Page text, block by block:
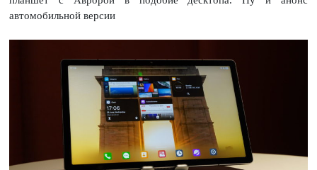
автомобильной версии